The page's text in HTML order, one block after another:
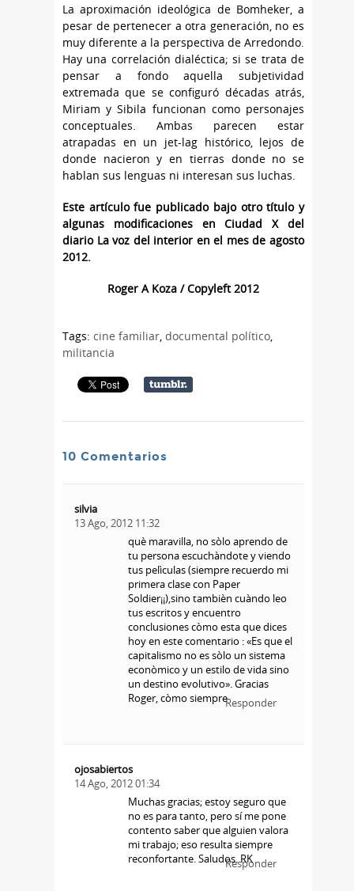
La aproximación ideológica de Bomheker, a
pesar de pertenecer a otra generación, no es
muy diferente a la perspectiva de Arredondo.
Hay una correlación dialéctica; si se trata de
pensar a fondo aquella subjetividad
extremada que se configuró décadas atrás,
Miriam y Sibila funcionan como personajes
conceptuales. Ambas parecen estar
atrapadas en un jet-lag histórico, lejos de
donde nacieron y en tierras donde no se
hablan sus lenguas ni interesan sus luchas.
Este artículo fue publicado bajo otro título y
algunas modificaciones en Ciudad X del
diario La voz del interior en el mes de agosto
2012.
Roger A Koza / Copyleft 2012
Tags: cine familiar, documental político,
militancia
10 Comentarios
silvia
13 Ago, 2012 11:32
què maravilla, no sòlo aprendo de
tu persona escuchàndote y viendo
tus pelìculas (siempre recuerdo mi
primera clase con Paper
Soldier¡¡),sino tambièn cuàndo leo
tus escritos y encuentro
conclusiones còmo esta que dices
hoy en este comentario : «Es que el
capitalismo no es sòlo un sistema
econòmico y un estilo de vida sino
un destino evolutivo». Gracias
Roger, còmo siempreResponder
ojosabiertos
14 Ago, 2012 01:34
Muchas gracias; estoy seguro que
no es para tanto, pero sí me pone
contento saber que alguien valora
mi trabajo; eso resulta siempre
reconfortante. Saludos. RK
Responder